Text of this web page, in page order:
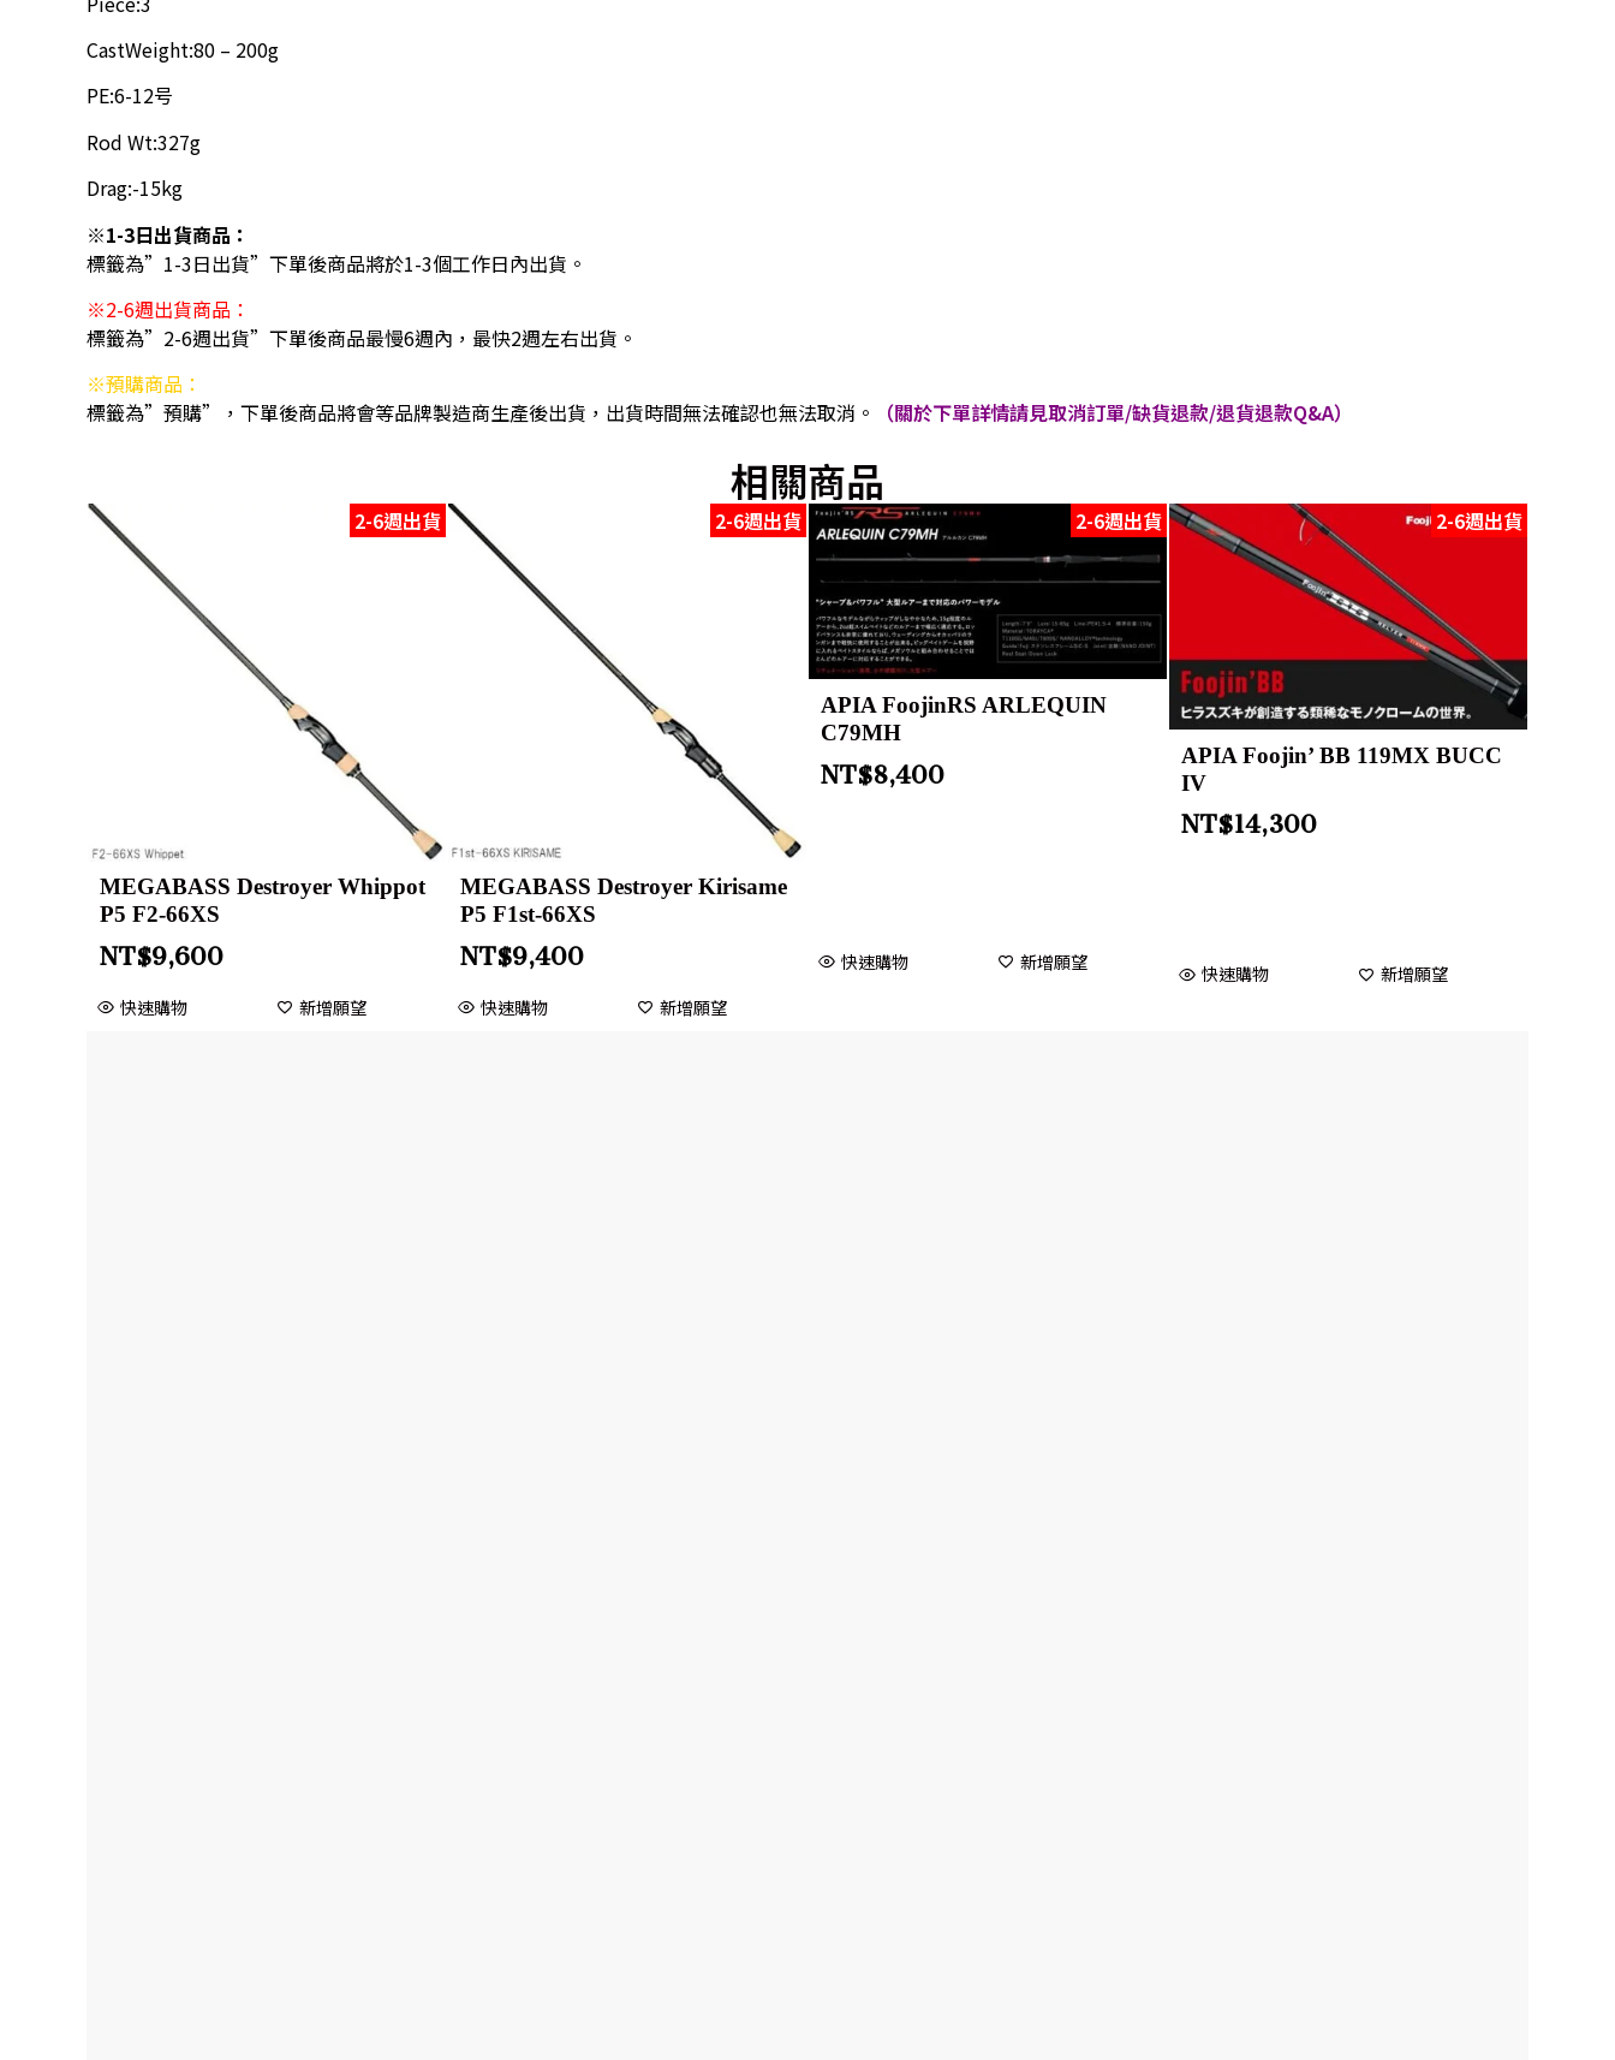
CastWeight:80 – 200g
PE:6-12号
Rod Wt:327g
Drag:-15kg
※1-3日出貨商品：
標籤為”1-3日出貨”下單後商品將於1-3個工作日內出貨。
※2-6週出貨商品：
標籤為”2-6週出貨”下單後商品最慢6週內，最快2週左右出貨。
※預購商品：
標籤為”預購”，下單後商品將會等品牌製造商生產後出貨，出貨時間無法確認也無法取消。
（關於下單詳情請見取消訂單/缺貨退款/退貨退款Q&A）
相關商品
2-6週出貨
MEGABASS Destroyer Whippot
P5 F2-66XS
NT$9,600
快速購物 新增願望
2-6週出貨
MEGABASS Destroyer Kirisame
P5 F1st-66XS
NT$9,400
快速購物 新增願望
2-6週出貨
APIA FoojinRS ARLEQUIN
C79MH
NT$8,400
快速購物 新增願望
2-6週出貨
APIA Foojin’ BB 119MX BUCC
IV
NT$14,300
快速購物 新增願望